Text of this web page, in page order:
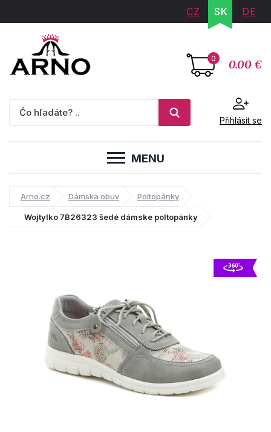
CZ SK DE
0 0.00 €
Přihlásit se
MENU
Arno.cz Dámska obuv Poltopánky
Wojtylko 7B26323 šedé dámske poltopánky